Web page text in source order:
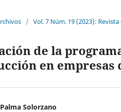
/ Vol. 7 Núm. 19 (2023): Revista
de la
en empresas
Solorzano